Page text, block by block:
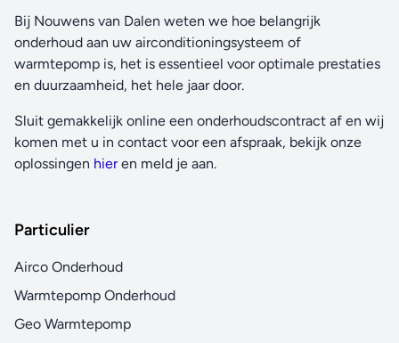
Bij Nouwens van Dalen weten we hoe belangrijk
onderhoud aan uw airconditioningsysteem of
warmtepomp is, het is essentieel voor optimale prestaties
en duurzaamheid, het hele jaar door.
Sluit gemakkelijk online een onderhoudscontract af en wij
komen met u in contact voor een afspraak, bekijk onze
oplossingen hieren meld je aan.
Particulier
Airco Onderhoud
Warmtepomp Onderhoud
Geo Warmtepomp